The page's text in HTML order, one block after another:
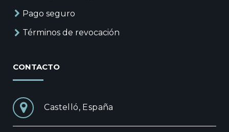
Pago seguro
Términos de revocación
CONTACTO
Castelló, España